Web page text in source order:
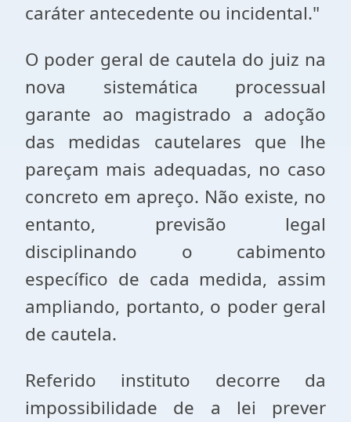
caráter antecedente ou incidental."
O poder geral de cautela do juiz na
nova sistemática processual
garante ao magistrado a adoção
das medidas cautelares que lhe
pareçam mais adequadas, no caso
concreto em apreço. Não existe, no
entanto, previsão legal
disciplinando o cabimento
específico de cada medida, assim
ampliando, portanto, o poder geral
de cautela.
Referido instituto decorre da
impossibilidade de a lei prever